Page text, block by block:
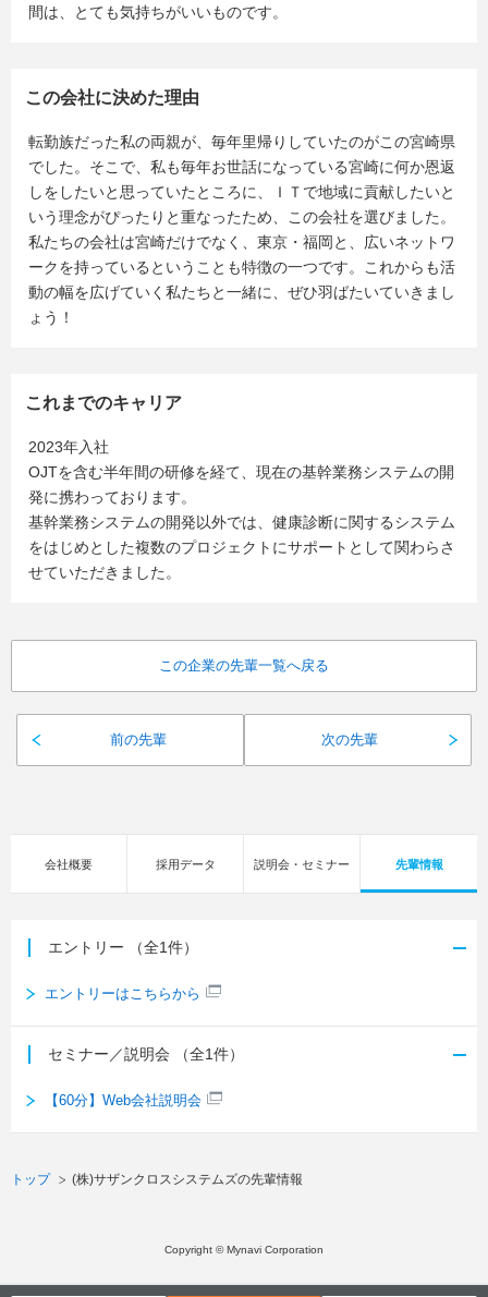
間は、とても気持ちがいいものです。
この会社に決めた理由
転勤族だった私の両親が、毎年里帰りしていたのがこの宮崎県
でした。そこで、私も毎年お世話になっている宮崎に何か恩返
しをしたいと思っていたところに、ＩＴで地域に貢献したいと
いう理念がぴったりと重なったため、この会社を選びました。
私たちの会社は宮崎だけでなく、東京・福岡と、広いネットワ
ークを持っているということも特徴の一つです。これからも活
動の幅を広げていく私たちと一緒に、ぜひ羽ばたいていきまし
ょう！
これまでのキャリア
2023年入社
OJTを含む半年間の研修を経て、現在の基幹業務システムの開
発に携わっております。
基幹業務システムの開発以外では、健康診断に関するシステム
をはじめとした複数のプロジェクトにサポートとして関わらさ
せていただきました。
前の先輩
この企業の先輩一覧へ戻る
次の先輩
会社概要 採用データ 説明会・セミナー 先輩情報
エントリー （全1件）
エントリーはこちらから
セミナー／説明会 （全1件）
【60分】Web会社説明会
トップ (株)サザンクロスシステムズの先輩情報
Copyright © Mynavi Corporation